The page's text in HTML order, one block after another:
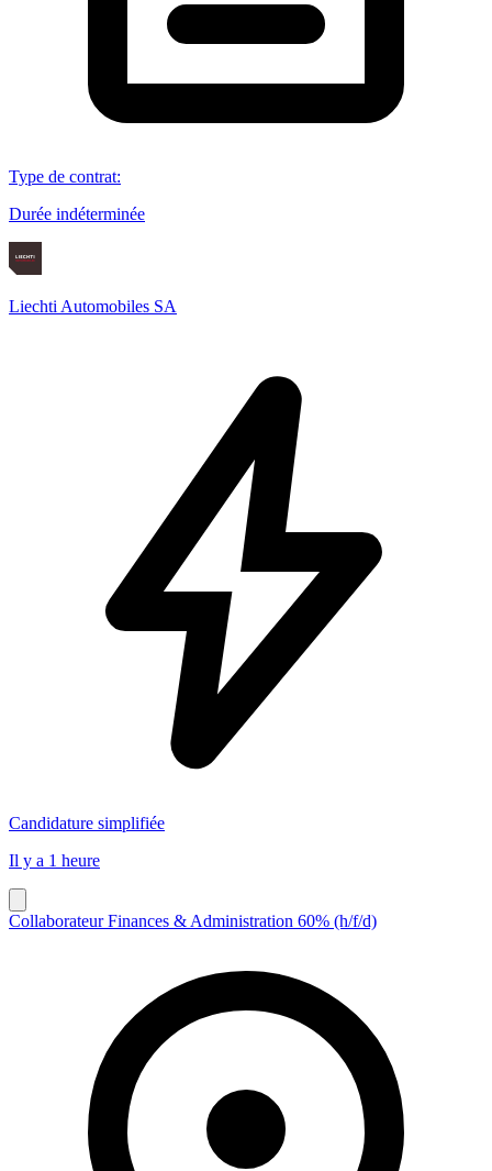
Type de contrat:
Durée indéterminée
Liechti Automobiles SA
Candidature simplifiée
Il y a 1 heure
Collaborateur Finances & Administration 60% (h/f/d)